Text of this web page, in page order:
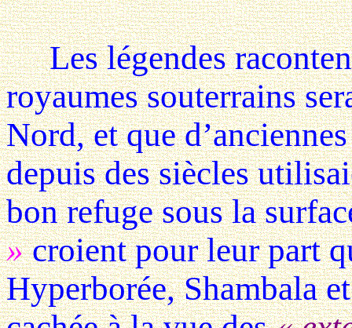
Les légendes racontent
royaumes souterrains
Nord, et que
depuis des siècles
bon refuge sous la
»croient pour leur part
Hyperborée, Shambala